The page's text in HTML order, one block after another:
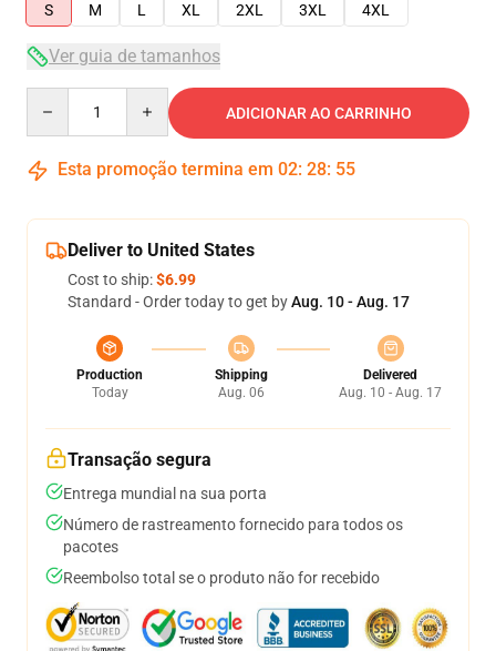
S
M L XL 2XL 3XL 4XL
Ver guia de tamanhos
ADICIONAR AO CARRINHO
Esta promoção termina em 02: 28: 54
Deliver to United States
Cost to ship:$6.99
Standard - Order today to get byAug. 10 - Aug. 17
Production
Today
Shipping
Aug. 06
Delivered
Aug. 10 - Aug. 17
Transação segura
Entrega mundial na sua porta
Número de rastreamento fornecido para todos os
pacotes
Reembolso total se o produto não for recebido